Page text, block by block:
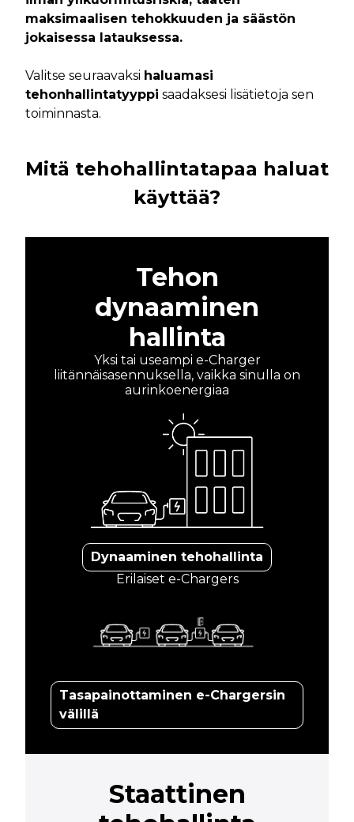
maksimaalisen tehokkuuden ja säästön
jokaisessa latauksessa.
Valitse seuraavaksi haluamasi
tehonhallintatyyppi saadaksesi lisätietoja sen
toiminnasta.
Mitä tehohallintatapaa haluat
käyttää?
Tehon
dynaaminen
hallinta
Yksi tai useampi e-Charger
liitännäisasennuksella, vaikka sinulla on
aurinkoenergiaa
Dynaaminen tehohallinta
Erilaiset e-Chargers
Tasapainottaminen e-Chargersin
välillä
Staattinen